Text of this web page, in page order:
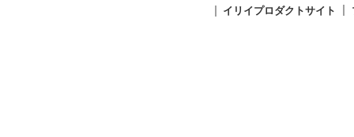
イリイプロダクトサイト